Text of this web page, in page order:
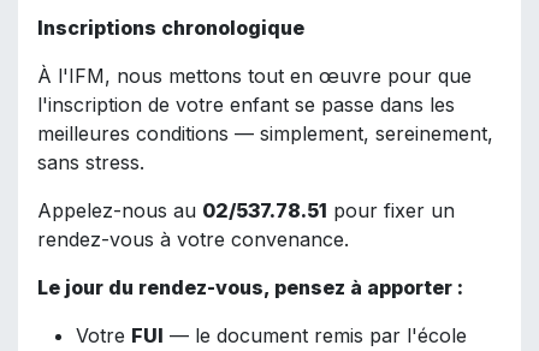
Inscriptions chronologique
À l'IFM, nous mettons tout en œuvre pour que
l'inscription de votre enfant se passe dans les
meilleures conditions — simplement, sereinement,
sans stress.
Appelez-nous au 02/537.78.51 pour fixer un
rendez-vous à votre convenance.
Le jour du rendez-vous, pensez à apporter :
Votre FUI — le document remis par l'école